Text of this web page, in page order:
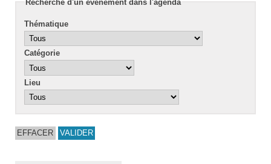
Recherche d'un événement dans l'agenda
Thématique
Catégorie
Lieu